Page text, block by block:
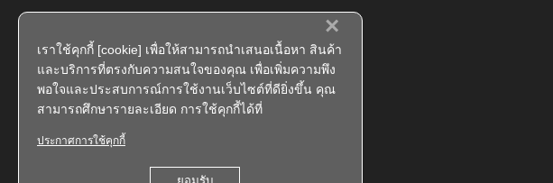
×
เราใช้คุกกี้ [cookie] เพื่อให้สามารถนำเสนอเนื้อหา สินค้า
และบริการที่ตรงกับความสนใจของคุณ เพื่อเพิ่มความพึง
พอใจและประสบการณ์การใช้งานเว็บไซต์ที่ดียิ่งขึ้น คุณ
สามารถศึกษารายละเอียด การใช้คุกกี้ได้ที่
ประกาศการใช้คุกกี้
ยอมรับ